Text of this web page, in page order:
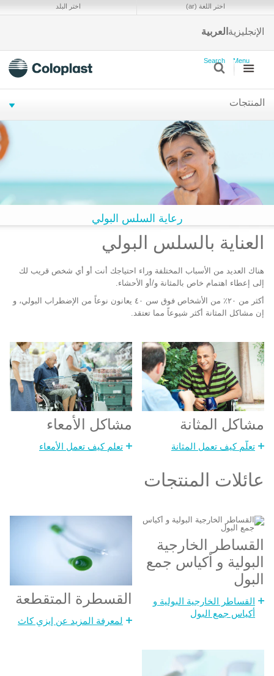
اختر البلد اختر اللغة (ar)
الإنجليزية العربية
Menu
Search
المنتجات
رعاية السلس البولي
العناية بالسلس البولي
هناك العديد من الأسباب المختلفة وراء احتياجك أنت أو أي شخص قريب لك
إلى إعطاء اهتمام خاص بالمثانة و/أو الأحشاء.
أكثر من ٢٠٪ من الأشخاص فوق سن ٤٠ يعانون نوعاً من الإضطراب البولي، و
إن مشاكل المثانة أكثر شيوعاً مما تعتقد.
مشاكل المثانة
تعلّم كيف تعمل المثانة
مشاكل الأمعاء
تعلم كيف تعمل الأمعاء
عائلات المنتجات
القساطر الخارجية
البولية و أكياس جمع
البول
القساطر الخارجية البولية و
أكياس جمع البول
القسطرة المتقطعة
لمعرفة المزيد عن إيزي كاث